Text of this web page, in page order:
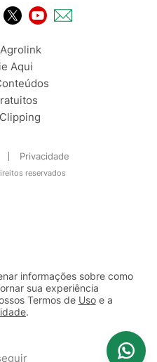
Aqui
Privacidade
reservados
informações sobre como
sua experiência
Termos de Usoe a
.